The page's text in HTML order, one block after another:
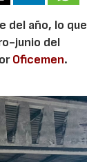
del año, lo que
junio del
Oficemen.